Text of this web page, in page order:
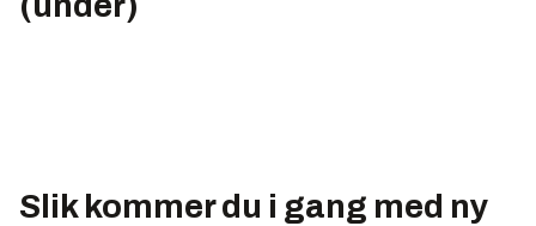
Slik kommer du i gang med ny